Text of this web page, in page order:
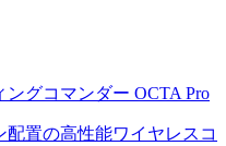
グコマンダー OCTA Pro
置の高性能ワイヤレスコ